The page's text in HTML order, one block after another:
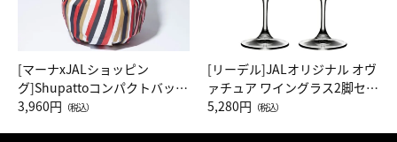
[マーナxJALショッピン
グ]Shupattoコンパクトバッグ
Drop JAL客室乗務員（LC）ス
3,960円 （税込）
[リーデル]JALオリジナル オヴ
ァチュア ワイングラス2脚セッ
ト（レッドワイン）
5,280円 （税込）